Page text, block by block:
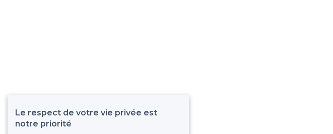
Le respect de votre vie privée est
notre priorité